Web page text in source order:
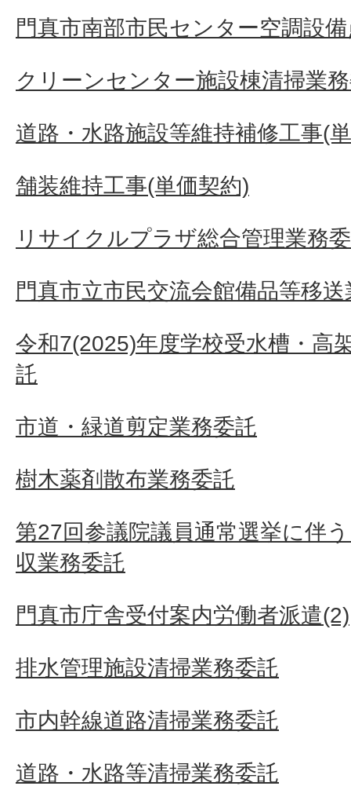
門真市南部市民センター空調設
クリーンセンター施設棟清掃業
道路・水路施設等維持補修工事(
舗装維持工事(単価契約)
リサイクルプラザ総合管理業務
門真市立市民交流会館備品等移
令和7(2025)年度学校受水槽・高
託
市道・緑道剪定業務委託
樹木薬剤散布業務委託
第27回参議院議員通常選挙に伴
収業務委託
門真市庁舎受付案内労働者派遣(2)
排水管理施設清掃業務委託
市内幹線道路清掃業務委託
道路・水路等清掃業務委託